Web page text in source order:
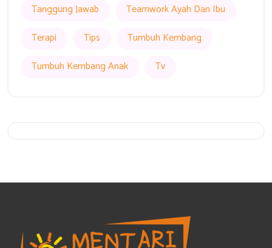
Tanggung Jawab
Teamwork Ayah Dan Ibu
Terapi
Tips
Tumbuh Kembang
Tumbuh Kembang Anak
Tv